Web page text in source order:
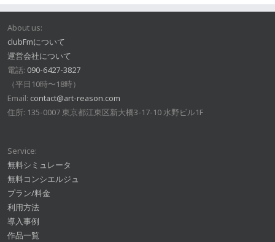
About us:
clubFmについて
運営会社について
電話: 090-6427-3827
（平日10時〜18時）
Email: contact@art-reason.com
住所: 135-0007 東京都江東区新大橋3-17-10 水野ビル1F
Service:
無料シミュレータ
無料コンシエルジュ
プラン/料金
利用方法
導入事例
作品一覧